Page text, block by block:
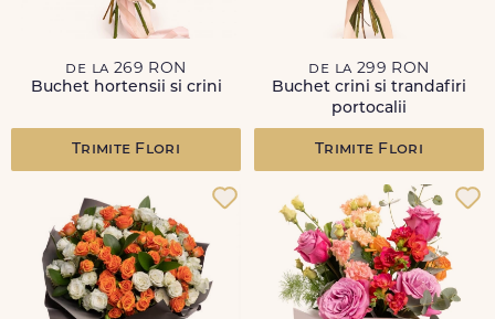
de la 269 RON
Buchet hortensii si crini
Trimite Flori
de la 299 RON
Buchet crini si trandafiri
portocalii
Trimite Flori